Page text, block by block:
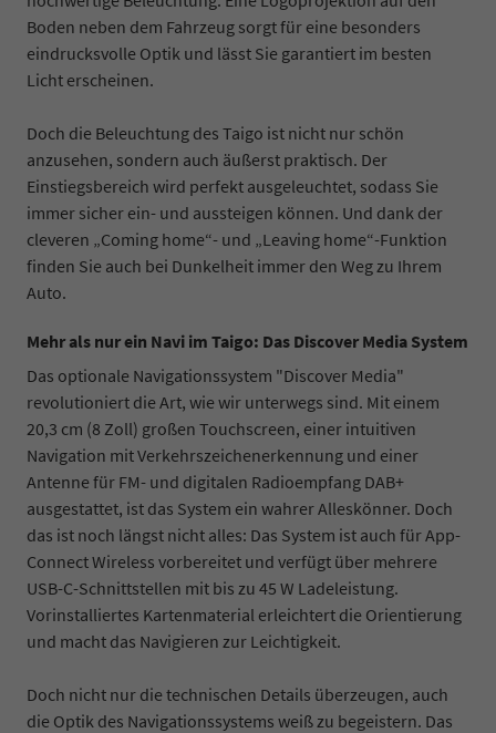
Boden neben dem Fahrzeug sorgt für eine besonders
eindrucksvolle Optik und lässt Sie garantiert im besten
Licht erscheinen.
Doch die Beleuchtung des Taigo ist nicht nur schön
anzusehen, sondern auch äußerst praktisch. Der
Einstiegsbereich wird perfekt ausgeleuchtet, sodass Sie
immer sicher ein- und aussteigen können. Und dank der
cleveren „Coming home“- und „Leaving home“-Funktion
finden Sie auch bei Dunkelheit immer den Weg zu Ihrem
Auto.
Mehr als nur ein Navi im Taigo: Das Discover Media System
Das optionale Navigationssystem "Discover Media"
revolutioniert die Art, wie wir unterwegs sind. Mit einem
20,3 cm (8 Zoll) großen Touchscreen, einer intuitiven
Navigation mit Verkehrszeichenerkennung und einer
Antenne für FM- und digitalen Radioempfang DAB+
ausgestattet, ist das System ein wahrer Alleskönner. Doch
das ist noch längst nicht alles: Das System ist auch für App-
Connect Wireless vorbereitet und verfügt über mehrere
USB-C-Schnittstellen mit bis zu 45 W Ladeleistung.
Vorinstalliertes Kartenmaterial erleichtert die Orientierung
und macht das Navigieren zur Leichtigkeit.
Doch nicht nur die technischen Details überzeugen, auch
die Optik des Navigationssystems weiß zu begeistern. Das